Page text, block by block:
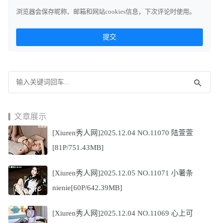
浏览器会保存昵称、邮箱和网站cookies信息，下次评论时使用。
文章展示
[Xiuren秀人网]2025.12.04 NO.11070 陆萱萱
[81P/751.43MB]
[Xiuren秀人网]2025.12.05 NO.11071 小薯条
nienie[60P/642.39MB]
[Xiuren秀人网]2025.12.04 NO.11069 心上可